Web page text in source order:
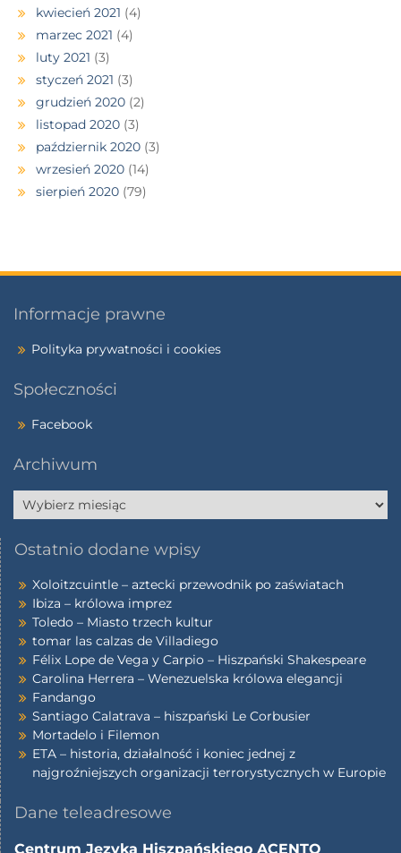
kwiecień 2021 (4)
marzec 2021 (4)
luty 2021 (3)
styczeń 2021 (3)
grudzień 2020 (2)
listopad 2020 (3)
październik 2020 (3)
wrzesień 2020 (14)
sierpień 2020 (79)
Informacje prawne
Polityka prywatności i cookies
Społeczności
Facebook
Archiwum
Ostatnio dodane wpisy
Xoloitzcuintle – aztecki przewodnik po zaświatach
Ibiza – królowa imprez
Toledo – Miasto trzech kultur
tomar las calzas de Villadiego
Félix Lope de Vega y Carpio – Hiszpański Shakespeare
Carolina Herrera – Wenezuelska królowa elegancji
Fandango
Santiago Calatrava – hiszpański Le Corbusier
Mortadelo i Filemon
ETA – historia, działalność i koniec jednej z
najgroźniejszych organizacji terrorystycznych w Europie
Dane teleadresowe
Centrum Języka Hiszpańskiego ACENTO